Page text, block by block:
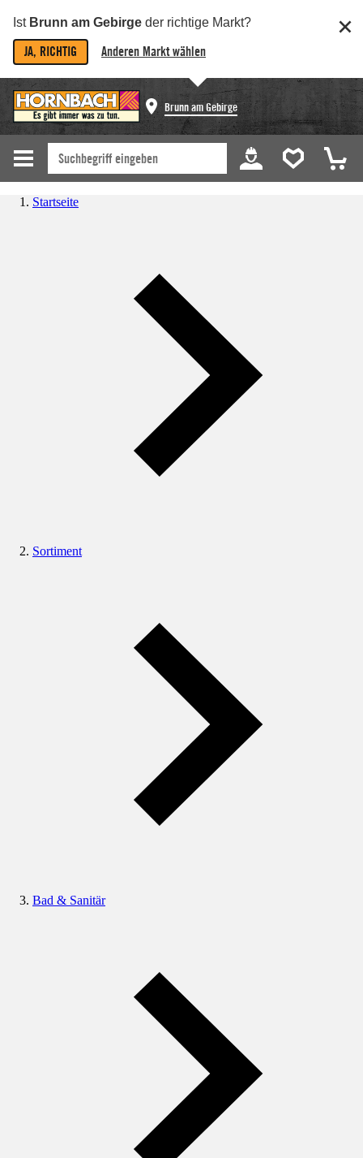
Ist Brunn am Gebirge der richtige Markt?
JA, RICHTIG Anderen Markt wählen
Brunn am Gebirge
Startseite
Sortiment
Bad & Sanitär